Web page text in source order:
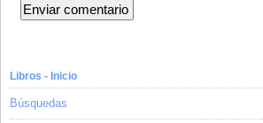
Libros - Inicio
Búsquedas